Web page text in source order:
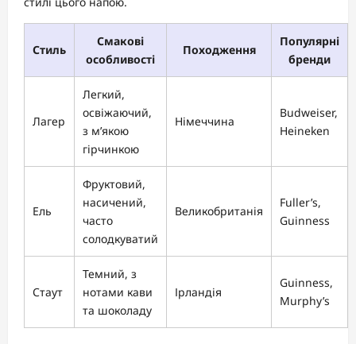
Стиль
Смакові
особливості
Походження
Популярні
бренди
Лагер
Легкий,
освіжаючий,
з м’якою
гірчинкою
Німеччина
Budweiser,
Heineken
Ель
Фруктовий,
насичений,
часто
солодкуватий
Великобританія
Fuller’s,
Guinness
Стаут
Темний, з
нотами кави
та шоколаду
Ірландія
Guinness,
Murphy’s